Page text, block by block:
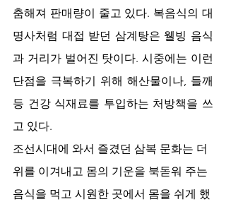
춤해져 판매량이 줄고 있다. 복음식의 대
명사처럼 대접 받던 삼계탕은 웰빙 음식
과 거리가 벌어진 탓이다. 시중에는 이런
단점을 극복하기 위해 해산물이나, 들깨
등 건강 식재료를 투입하는 처방책을 쓰
고 있다.
조선시대에 와서 즐겼던 삼복 문화는 더
위를 이겨내고 몸의 기운을 북돋워 주는
음식을 먹고 시원한 곳에서 몸을 쉬게 했